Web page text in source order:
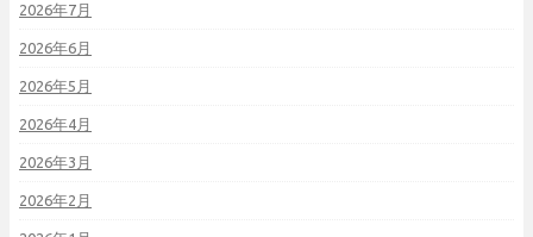
2026年7月
2026年6月
2026年5月
2026年4月
2026年3月
2026年2月